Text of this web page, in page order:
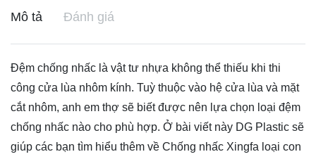
Mô tả Đánh giá
Đệm chống nhấc là vật tư nhựa không thể thiếu khi thi
công cửa lùa nhôm kính. Tuỳ thuộc vào hệ cửa lùa và mặt
cắt nhôm, anh em thợ sẽ biết được nên lựa chọn loại đệm
chống nhấc nào cho phù hợp. Ở bài viết này DG Plastic sẽ
giúp các bạn tìm hiểu thêm về Chống nhấc Xingfa loại con